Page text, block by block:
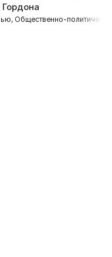
Гордона
Общественно-политическое